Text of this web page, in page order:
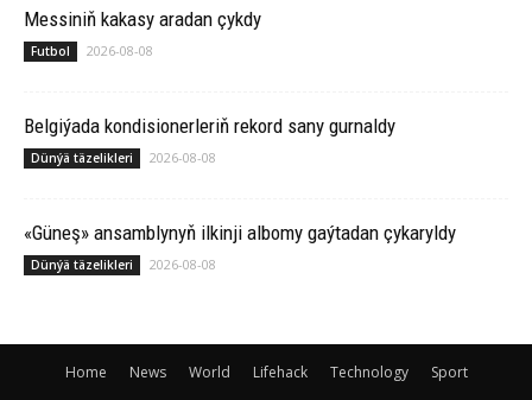
Messiniň kakasy aradan çykdy
Futbol 2026-08-08
Belgiýada kondisionerleriň rekord sany gurnaldy
Dünýä täzelikleri 2026-08-08
«Güneş» ansamblynyň ilkinji albomy gaýtadan çykaryldy
Dünýä täzelikleri 2026-08-08
Home News World Lifehack Technology Sport